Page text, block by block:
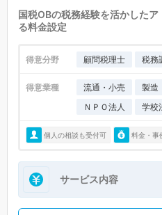
国税OBの税務経験を活かした
る料金設定
得意分野 顧問税理士 税務
得意業種 流通・小売 製造
ＮＰＯ法人
学校
個人の相談も受付可 料金・事
サービス内容